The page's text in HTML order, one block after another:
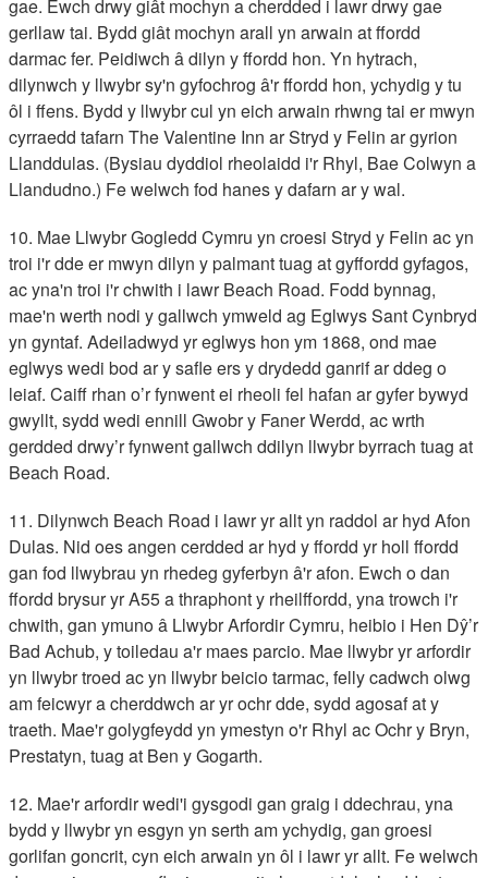
gae. Ewch drwy giât mochyn a cherdded i lawr drwy gae
gerllaw tai. Bydd giât mochyn arall yn arwain at ffordd
darmac fer. Peidiwch â dilyn y ffordd hon. Yn hytrach,
dilynwch y llwybr sy'n gyfochrog â'r ffordd hon, ychydig y tu
ôl i ffens. Bydd y llwybr cul yn eich arwain rhwng tai er mwyn
cyrraedd tafarn The Valentine Inn ar Stryd y Felin ar gyrion
Llanddulas. (Bysiau dyddiol rheolaidd i'r Rhyl, Bae Colwyn a
Llandudno.) Fe welwch fod hanes y dafarn ar y wal.
10. Mae Llwybr Gogledd Cymru yn croesi Stryd y Felin ac yn
troi i'r dde er mwyn dilyn y palmant tuag at gyffordd gyfagos,
ac yna'n troi i'r chwith i lawr Beach Road. Fodd bynnag,
mae'n werth nodi y gallwch ymweld ag Eglwys Sant Cynbryd
yn gyntaf. Adeiladwyd yr eglwys hon ym 1868, ond mae
eglwys wedi bod ar y safle ers y drydedd ganrif ar ddeg o
leiaf. Caiff rhan o’r fynwent ei rheoli fel hafan ar gyfer bywyd
gwyllt, sydd wedi ennill Gwobr y Faner Werdd, ac wrth
gerdded drwy’r fynwent gallwch ddilyn llwybr byrrach tuag at
Beach Road.
11. Dilynwch Beach Road i lawr yr allt yn raddol ar hyd Afon
Dulas. Nid oes angen cerdded ar hyd y ffordd yr holl ffordd
gan fod llwybrau yn rhedeg gyferbyn â'r afon. Ewch o dan
ffordd brysur yr A55 a thraphont y rheilffordd, yna trowch i'r
chwith, gan ymuno â Llwybr Arfordir Cymru, heibio i Hen Dŷ’r
Bad Achub, y toiledau a'r maes parcio. Mae llwybr yr arfordir
yn llwybr troed ac yn llwybr beicio tarmac, felly cadwch olwg
am feicwyr a cherddwch ar yr ochr dde, sydd agosaf at y
traeth. Mae'r golygfeydd yn ymestyn o'r Rhyl ac Ochr y Bryn,
Prestatyn, tuag at Ben y Gogarth.
12. Mae'r arfordir wedi'i gysgodi gan graig i ddechrau, yna
bydd y llwybr yn esgyn yn serth am ychydig, gan groesi
gorlifan goncrit, cyn eich arwain yn ôl i lawr yr allt. Fe welwch